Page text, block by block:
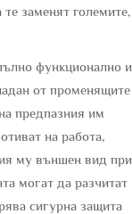
заменят големите,
функционално и
от променящите
предпазния им
на работа,
му външен вид при
могат да разчитат
сигурна защита